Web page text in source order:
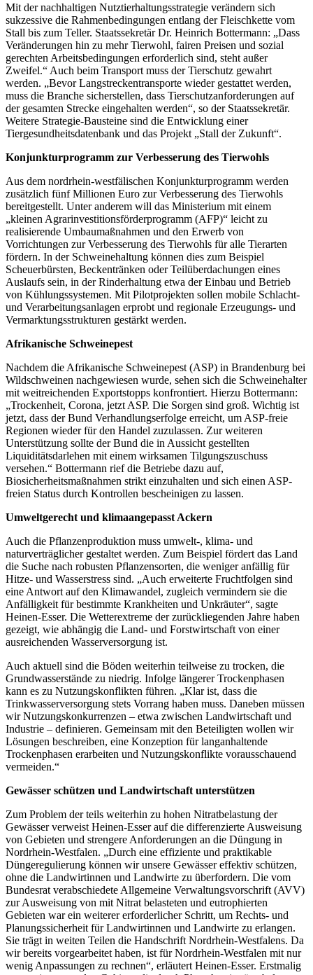
Mit der nachhaltigen Nutztierhaltungsstrategie verändern sich
sukzessive die Rahmenbedingungen entlang der Fleischkette vom
Stall bis zum Teller. Staatssekretär Dr. Heinrich Bottermann: „Dass
Veränderungen hin zu mehr Tierwohl, fairen Preisen und sozial
gerechten Arbeitsbedingungen erforderlich sind, steht außer
Zweifel.“ Auch beim Transport muss der Tierschutz gewahrt
werden. „Bevor Langstreckentransporte wieder gestattet werden,
muss die Branche sicherstellen, dass Tierschutzanforderungen auf
der gesamten Strecke eingehalten werden“, so der Staatssekretär.
Weitere Strategie-Bausteine sind die Entwicklung einer
Tiergesundheitsdatenbank und das Projekt „Stall der Zukunft“.
Konjunkturprogramm zur Verbesserung des Tierwohls
Aus dem nordrhein-westfälischen Konjunkturprogramm werden
zusätzlich fünf Millionen Euro zur Verbesserung des Tierwohls
bereitgestellt. Unter anderem will das Ministerium mit einem
„kleinen Agrarinvestitionsförderprogramm (AFP)“ leicht zu
realisierende Umbaumaßnahmen und den Erwerb von
Vorrichtungen zur Verbesserung des Tierwohls für alle Tierarten
fördern. In der Schweinehaltung können dies zum Beispiel
Scheuerbürsten, Beckentränken oder Teilüberdachungen eines
Auslaufs sein, in der Rinderhaltung etwa der Einbau und Betrieb
von Kühlungssystemen. Mit Pilotprojekten sollen mobile Schlacht-
und Verarbeitungsanlagen erprobt und regionale Erzeugungs- und
Vermarktungsstrukturen gestärkt werden.
Afrikanische Schweinepest
Nachdem die Afrikanische Schweinepest (ASP) in Brandenburg bei
Wildschweinen nachgewiesen wurde, sehen sich die Schweinehalter
mit weitreichenden Exportstopps konfrontiert. Hierzu Bottermann:
„Trockenheit, Corona, jetzt ASP. Die Sorgen sind groß. Wichtig ist
jetzt, dass der Bund Verhandlungserfolge erreicht, um ASP-freie
Regionen wieder für den Handel zuzulassen. Zur weiteren
Unterstützung sollte der Bund die in Aussicht gestellten
Liquiditätsdarlehen mit einem wirksamen Tilgungszuschuss
versehen.“ Bottermann rief die Betriebe dazu auf,
Biosicherheitsmaßnahmen strikt einzuhalten und sich einen ASP-
freien Status durch Kontrollen bescheinigen zu lassen.
Umweltgerecht und klimaangepasst Ackern
Auch die Pflanzenproduktion muss umwelt-, klima- und
naturverträglicher gestaltet werden. Zum Beispiel fördert das Land
die Suche nach robusten Pflanzensorten, die weniger anfällig für
Hitze- und Wasserstress sind. „Auch erweiterte Fruchtfolgen sind
eine Antwort auf den Klimawandel, zugleich vermindern sie die
Anfälligkeit für bestimmte Krankheiten und Unkräuter“, sagte
Heinen-Esser. Die Wetterextreme der zurückliegenden Jahre haben
gezeigt, wie abhängig die Land- und Forstwirtschaft von einer
ausreichenden Wasserversorgung ist.
Auch aktuell sind die Böden weiterhin teilweise zu trocken, die
Grundwasserstände zu niedrig. Infolge längerer Trockenphasen
kann es zu Nutzungskonflikten führen. „Klar ist, dass die
Trinkwasserversorgung stets Vorrang haben muss. Daneben müssen
wir Nutzungskonkurrenzen – etwa zwischen Landwirtschaft und
Industrie – definieren. Gemeinsam mit den Beteiligten wollen wir
Lösungen beschreiben, eine Konzeption für langanhaltende
Trockenphasen erarbeiten und Nutzungskonflikte vorausschauend
vermeiden.“
Gewässer schützen und Landwirtschaft unterstützen
Zum Problem der teils weiterhin zu hohen Nitratbelastung der
Gewässer verweist Heinen-Esser auf die differenzierte Ausweisung
von Gebieten und strengere Anforderungen an die Düngung in
Nordrhein-Westfalen. „Durch eine effiziente und praktikable
Düngeregulierung können wir unsere Gewässer effektiv schützen,
ohne die Landwirtinnen und Landwirte zu überfordern. Die vom
Bundesrat verabschiedete Allgemeine Verwaltungsvorschrift (AVV)
zur Ausweisung von mit Nitrat belasteten und eutrophierten
Gebieten war ein weiterer erforderlicher Schritt, um Rechts- und
Planungssicherheit für Landwirtinnen und Landwirte zu erlangen.
Sie trägt in weiten Teilen die Handschrift Nordrhein-Westfalens. Da
wir bereits vorgearbeitet haben, ist für Nordrhein-Westfalen mit nur
wenig Anpassungen zu rechnen“, erläutert Heinen-Esser. Erstmalig